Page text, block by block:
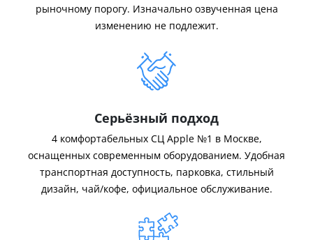
рыночному порогу. Изначально озвученная цена
изменению не подлежит.
Серьёзный подход
4 комфортабельных СЦ Apple №1 в Москве,
оснащенных современным оборудованием. Удобная
транспортная доступность, парковка, стильный
дизайн, чай/кофе, официальное обслуживание.